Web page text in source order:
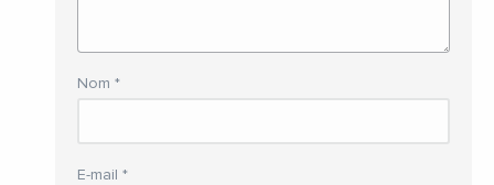
Nom *
E-mail *